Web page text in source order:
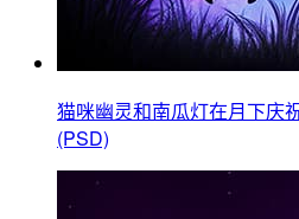
猫咪幽灵和南瓜灯在月下庆
(PSD)